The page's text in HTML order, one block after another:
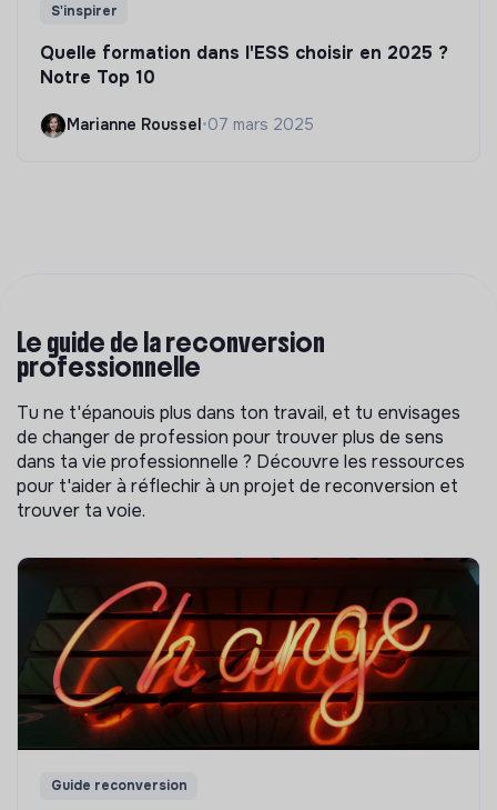
S'inspirer
Quelle formation dans l'ESS choisir en 2025 ?
Notre Top 10
Marianne Roussel •07 mars 2025
Le guide de la reconversion
professionnelle
Tu ne t'épanouis plus dans ton travail, et tu envisages
de changer de profession pour trouver plus de sens
dans ta vie professionnelle ? Découvre les ressources
pour t'aider à réflechir à un projet de reconversion et
trouver ta voie.
Guide reconversion